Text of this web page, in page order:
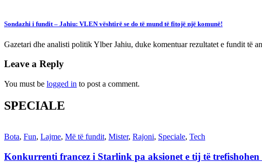
Sondazhi i fundit – Jahiu: VLEN vështirë se do të mund të fitojë një komunë!
Gazetari dhe analisti politik Ylber Jahiu, duke komentuar rezultatet e fundit të
Leave a Reply
You must be logged in to post a comment.
SPECIALE
Bota, Fun, Lajme, Më të fundit, Mister, Rajoni, Speciale, Tech
Konkurrenti francez i Starlink pa aksionet e tij të